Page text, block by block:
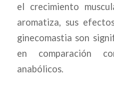
el crecimiento
aromatiza, sus
ginecomastia son
en comparación
anabólicos.